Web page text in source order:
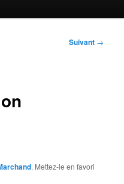
Suivant →
. Mettez-le en favori